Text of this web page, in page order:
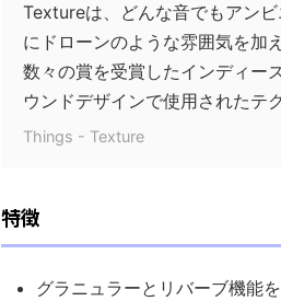
Textureは、どんな音でもアン
にドローンのような雰囲気を加
数々の賞を受賞したインディー
ウンドデザインで使用されたテ
Things - Texture
特徴
グラニュラーとリバーブ機能